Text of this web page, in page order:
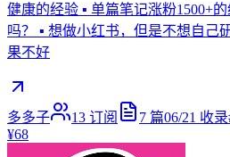
健康的经验 ▪︎ 单篇笔记涨粉1500+
吗？ ▪︎ 想做小红书，但是不想自己
果不好
多多子 13 订阅 7 篇06/21 收录
¥68